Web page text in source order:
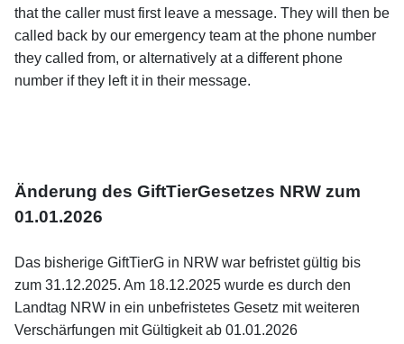
that the caller must first leave a message. They will then be
called back by our emergency team at the phone number
they called from, or alternatively at a different phone
number if they left it in their message.
Änderung des GiftTierGesetzes NRW zum
01.01.2026
Das bisherige GiftTierG in NRW war befristet gültig bis
zum 31.12.2025. Am 18.12.2025 wurde es durch den
Landtag NRW in ein unbefristetes Gesetz mit weiteren
Verschärfungen mit Gültigkeit ab 01.01.2026